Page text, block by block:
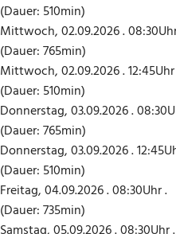
(Dauer: 510min)
Mittwoch, 02.09.2026 .
(Dauer: 765min)
Mittwoch, 02.09.2026 .
(Dauer: 510min)
Donnerstag, 03.09.2026 .
(Dauer: 765min)
Donnerstag, 03.09.2026 .
(Dauer: 510min)
Freitag, 04.09.2026 . 08:30Uhr .
(Dauer: 735min)